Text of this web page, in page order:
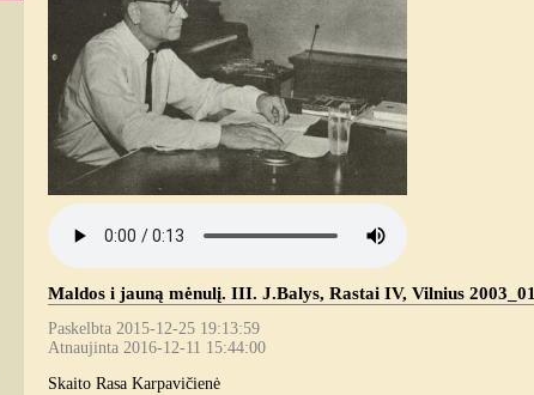
Maldos i jauną mėnulį. III. J.Balys, Rastai IV, Vilnius 2003_01
Paskelbta 2015-12-25 19:13:59
Atnaujinta 2016-12-11 15:44:00
Skaito Rasa Karpavičienė